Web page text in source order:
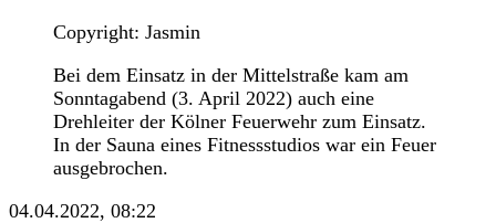
Copyright: Jasmin
Bei dem Einsatz in der Mittelstraße kam am
Sonntagabend (3. April 2022) auch eine
Drehleiter der Kölner Feuerwehr zum Einsatz.
In der Sauna eines Fitnessstudios war ein Feuer
ausgebrochen.
04.04.2022, 08:22